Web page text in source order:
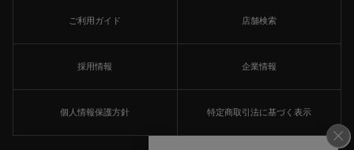
ご利用ガイド 店舗検索
採用情報 企業情報
個人情報保護方針 特定商取引法に基づく表示